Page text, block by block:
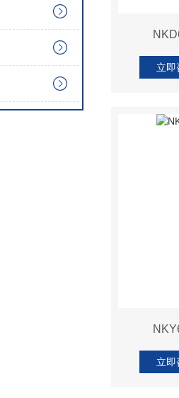
立即
立即